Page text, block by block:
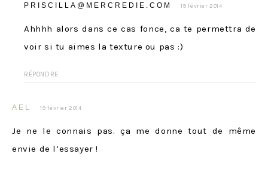
PRISCILLA@MERCREDIE.COM 19 février 2014
Ahhhh alors dans ce cas fonce, ca te permettra de
voir si tu aimes la texture ou pas :)
RÉPONDRE
AEL 19 février 2014
Je ne le connais pas. ça me donne tout de même
envie de l’essayer !